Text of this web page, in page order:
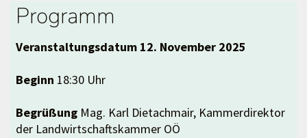
Programm
Veranstaltungsdatum 12. November 2025
Beginn 18:30 Uhr
Begrüßung Mag. Karl Dietachmair, Kammerdirektor
der Landwirtschaftskammer OÖ